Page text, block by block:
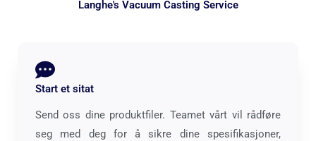
Langhe's Vacuum Casting Service
Start et sitat
Send oss ​​dine produktfiler. Teamet vårt vil rådføre
seg med deg for å sikre dine spesifikasjoner,